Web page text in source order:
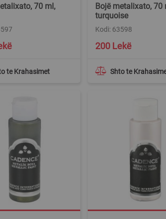
70 ml,
te Krahasimet
Bojë metalixato, 70
turquoise
Kodi: 63598
Shto te
200 Lekë